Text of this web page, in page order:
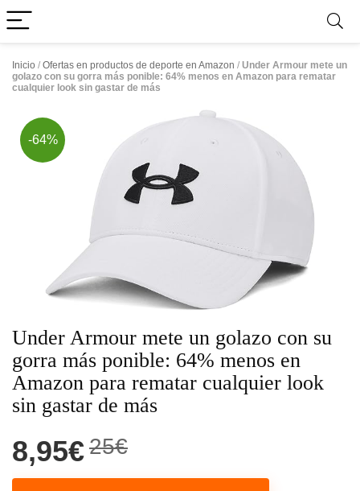
Inicio / Ofertas en productos de deporte en Amazon / Under Armour mete un
golazo con su gorra más ponible: 64% menos en Amazon para rematar
cualquier look sin gastar de más
-64%
Under Armour mete un golazo con su
gorra más ponible: 64% menos en
Amazon para rematar cualquier look
sin gastar de más
8,95€25€